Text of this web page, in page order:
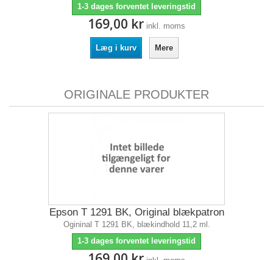
1-3 dages forventet leveringstid
169,00 kr inkl. moms
Læg i kurv Mere
ORIGINALE PRODUKTER
Epson T 1291 BK, Original blækpatron
Ogininal T 1291 BK, blækindhold 11,2 ml.
1-3 dages forventet leveringstid